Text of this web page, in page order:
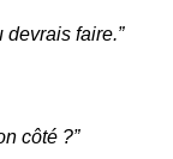
devrais faire.”
côté ?”